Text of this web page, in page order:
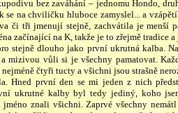
bez zaváhání – jednomu Hondo,
se na chviličku hluboce zamyslel... a
či tři jmenují stejně, zachvátila je menší
začínající na K, takže je to zřejmě tradice a
stejně dlouho jako první ukrutná kalba.
mizivou vůli si je všechny pamatovat.
čtyři tucty a všichni jsou strašně
Hned první den se mi jeden z nich
ukrutné kalby byl tedy jediný, koho
znali všichni. Zaprvé všechny